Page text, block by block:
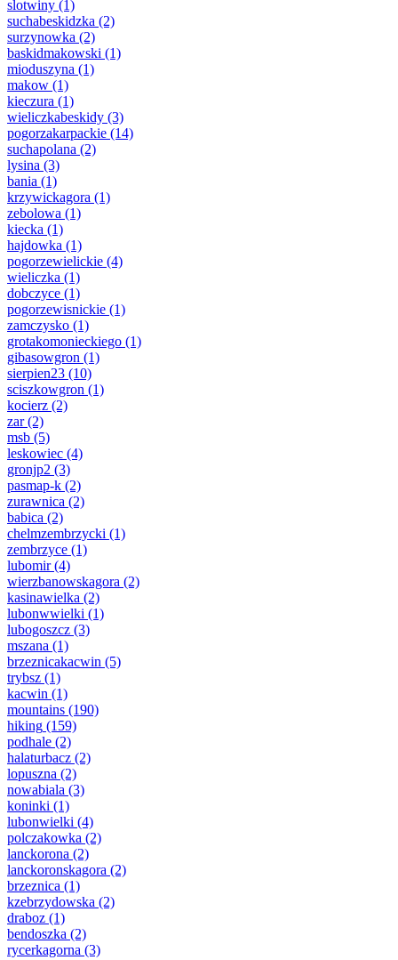
slotwiny (1)
suchabeskidzka (2)
surzynowka (2)
baskidmakowski (1)
mioduszyna (1)
makow (1)
kieczura (1)
wieliczkabeskidy (3)
pogorzakarpackie (14)
suchapolana (2)
lysina (3)
bania (1)
krzywickagora (1)
zebolowa (1)
kiecka (1)
hajdowka (1)
pogorzewielickie (4)
wieliczka (1)
dobczyce (1)
pogorzewisnickie (1)
zamczysko (1)
grotakomonieckiego (1)
gibasowgron (1)
sierpien23 (10)
sciszkowgron (1)
kocierz (2)
zar(2)
msb (5)
leskowiec (4)
gronjp2 (3)
pasmap-k (2)
zurawnica (2)
babica (2)
chelmzembrzycki (1)
zembrzyce (1)
lubomir(4)
wierzbanowskagora (2)
kasinawielka (2)
lubonwwielki (1)
lubogoszcz (3)
mszana (1)
brzeznicakacwin (5)
trybsz (1)
kacwin (1)
mountains (190)
hiking (159)
podhale (2)
halaturbacz (2)
lopuszna (2)
nowabiala (3)
koninki (1)
lubonwielki (4)
polczakowka (2)
lanckorona (2)
lanckoronskagora (2)
brzeznica (1)
kzebrzydowska (2)
draboz (1)
bendoszka (2)
rycerkagorna (3)